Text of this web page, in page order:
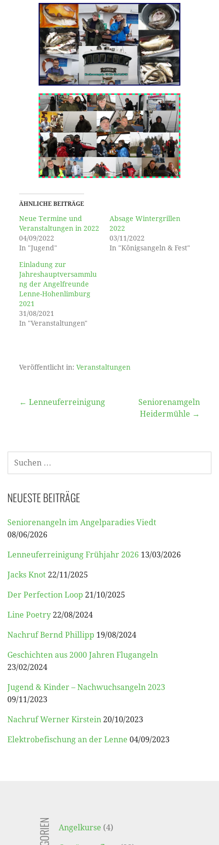
ÄHNLICHE BEITRÄGE
Neue Termine und
Veranstaltungen in 2022
04/09/2022
In "Jugend"
Absage Wintergrillen
2022
03/11/2022
In "Königsangeln & Fest"
Einladung zur
Jahreshauptversammlu
ng der Angelfreunde
Lenne-Hohenlimburg
2021
31/08/2021
In "Veranstaltungen"
Veröffentlicht in: Veranstaltungen
Beitragsnavigation
← Lenneuferreinigung
Seniorenamgeln
Heidermühle →
SUCHEN
NACH:
NEUESTE BEITRÄGE
Seniorenangeln im Angelparadies Viedt
08/06/2026
Lenneuferreinigung Frühjahr 2026 13/03/2026
Jacks Knot 22/11/2025
Der Perfection Loop 21/10/2025
Line Poetry 22/08/2024
Nachruf Bernd Phillipp 19/08/2024
Geschichten aus 2000 Jahren Flugangeln
23/02/2024
Jugend & Kinder – Nachwuchsangeln 2023
09/11/2023
Nachruf Werner Kirstein 20/10/2023
Elektrobefischung an der Lenne 04/09/2023
Angelkurse (4)